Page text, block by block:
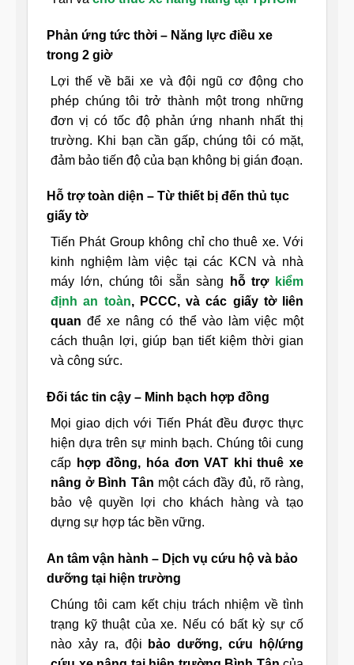
Phản ứng tức thời – Năng lực điều xe
trong 2 giờ
Lợi thế về bãi xe và đội ngũ cơ động cho
phép chúng tôi trở thành một trong những
đơn vị có tốc độ phản ứng nhanh nhất thị
trường. Khi bạn cần gấp, chúng tôi có mặt,
đảm bảo tiến độ của bạn không bị gián đoạn.
Hỗ trợ toàn diện – Từ thiết bị đến thủ tục
giấy tờ
Tiến Phát Group không chỉ cho thuê xe. Với
kinh nghiệm làm việc tại các KCN và nhà
máy lớn, chúng tôi sẵn sàng
hỗ trợ kiểm
định an toàn, PCCC, và các giấy tờ liên
quan để xe nâng có thể vào làm việc một
cách thuận lợi, giúp bạn tiết kiệm thời gian
và công sức.
Đối tác tin cậy – Minh bạch hợp đồng
Mọi giao dịch với Tiến Phát đều được thực
hiện dựa trên sự minh bạch. Chúng tôi cung
cấp hợp đồng, hóa đơn VAT khi thuê xe
nâng ở Bình Tân một cách đầy đủ, rõ ràng,
bảo vệ quyền lợi cho khách hàng và tạo
dựng sự hợp tác bền vững.
An tâm vận hành – Dịch vụ cứu hộ và bảo
dưỡng tại hiện trường
Chúng tôi cam kết chịu trách nhiệm về tình
trạng kỹ thuật của xe. Nếu có bất kỳ sự cố
nào xảy ra, đội
bảo dưỡng, cứu hộ/ứng